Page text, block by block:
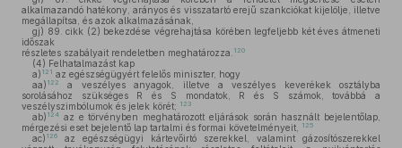
alkalmazandó hatékony, arányos és visszatartó erejű szankciókat kijelölje, illetve
megállapítsa, és azok alkalmazásának,
gj) 89. cikk (2) bekezdése végrehajtása körében legfeljebb két éves átmeneti
időszak
részletes szabályait rendeletben meghatározza. 120
(4) Felhatalmazást kap
a) 121 az egészségügyért felelős miniszter, hogy
aa) 122
a veszélyes anyagok, illetve a veszélyes keverékek osztályba
sorolásához szükséges R és S mondatok, R és S számok, továbbá a
veszélyszimbólumok és jelek körét; 123
ab) 124 az e törvényben meghatározott eljárások során használt bejelentőlap,
mérgezési eset bejelentő lap tartalmi és formai követelményeit,
125
ac) 126
az egészségügyi kártevőirtó szerekkel, valamint gázosítószerekkel